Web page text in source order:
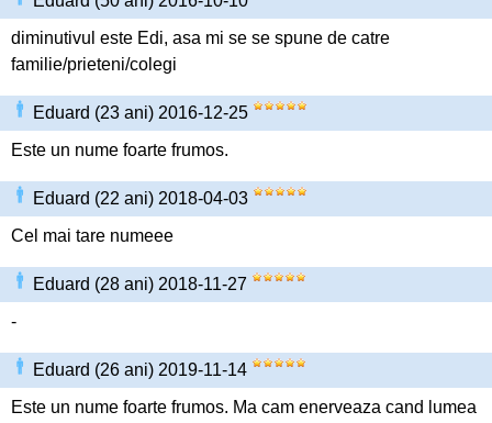
diminutivul este Edi, asa mi se se spune de catre
familie/prieteni/colegi
Eduard (23 ani) 2016-12-25
Este un nume foarte frumos.
Eduard (22 ani) 2018-04-03
Cel mai tare numeee
Eduard (28 ani) 2018-11-27
-
Eduard (26 ani) 2019-11-14
Este un nume foarte frumos. Ma cam enerveaza cand lumea